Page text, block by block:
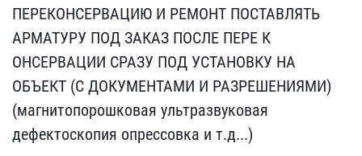
ПЕРЕКОНСЕРВАЦИЮ И Р​ЕМОНТ ПОСТАВЛЯТЬ
АРМАТУР​У ПОД ЗАКАЗ ПОСЛЕ ПЕРЕ К​
ОНСЕРВАЦИИ СРАЗУ ПОД УСТ​АНОВКУ НА
ОБЪЕКТ (С ДОКУ​МЕНТАМИ И РАЗРЕШЕНИЯМИ) ​
(магнитопорошковая ультр​азвуковая
дефектоскопия ​опрессовка и т.д...)